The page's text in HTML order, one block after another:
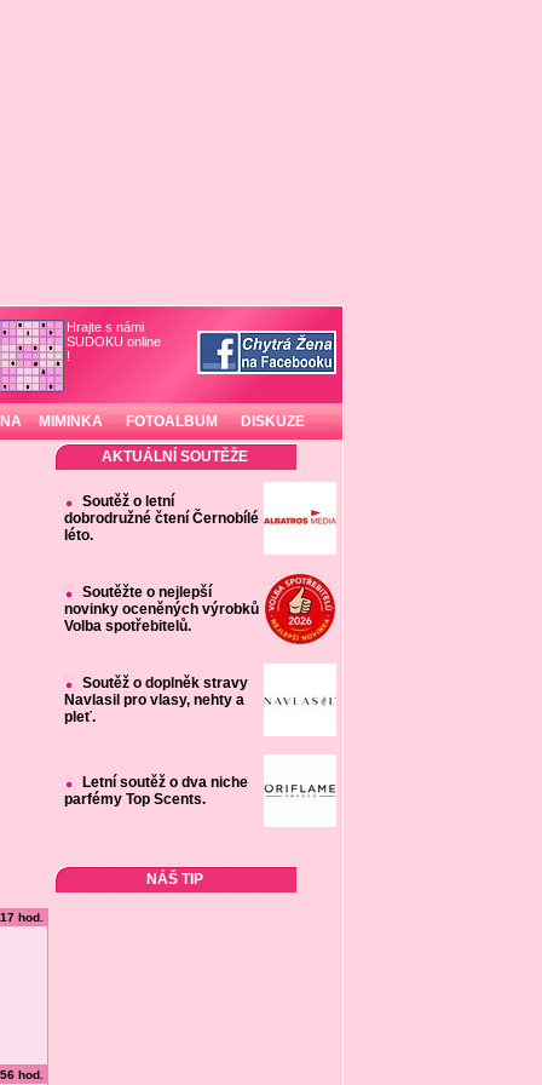
Hrajte s námi
SUDOKU online
!
MIMINKA FOTOALBUM DISKUZE
hod.
hod.
AKTUÁLNÍ SOUTĚŽE
Soutěž o letní
dobrodružné čtení Černobílé
léto.
Soutěžte o nejlepší
novinky oceněných výrobků
Volba spotřebitelů.
Soutěž o doplněk stravy
Navlasil pro vlasy, nehty a
pleť.
Letní soutěž o dva niche
parfémy Top Scents.
NÁŠ TIP